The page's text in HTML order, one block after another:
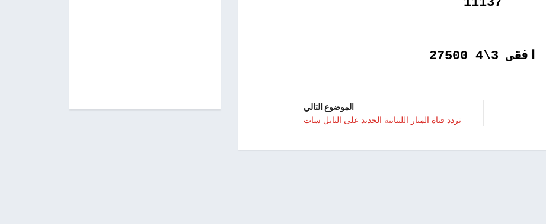
افقى 3\4 27500
الموضوع التالي
تردد قناة المنار اللبنانية الجديد على النايل سات